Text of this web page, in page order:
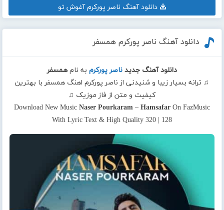
دانلود آهنگ ناصر پورکرم آغوش تو
دانلود آهنگ ناصر پورکرم همسفر
دانلود آهنگ جدید ناصر پورکرم به نامهمسفر
♫ ترانه بسیار زیبا و شنیدنی از ناصر پورکرم اهنگ همسفر با بهترین
کیفیت و متن از فاز موزیک ♫
Download New Music Naser Pourkaram – Hamsafar On FazMusic
With Lyric Text & High Quality 320 | 128